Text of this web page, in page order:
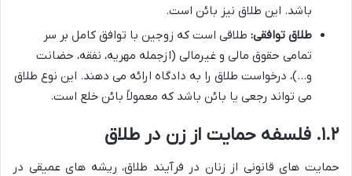
باشد. این طلاق نیز بائن است.
طلاق توافقی: طلاقی است که زوجین با توافق کامل بر سر
تمامی حقوق مالی و غیرمالی (ازجمله مهریه، نفقه، حضانت
و…)، درخواست طلاق را به دادگاه ارائه می دهند. این نوع طلاق
می تواند رجعی یا بائن باشد که معمولاً بائن خلع است.
۱.۲. فلسفه حمایت از زن در طلاق
حمایت های قانونی از زنان در فرآیند طلاق، ریشه های عمیقی در